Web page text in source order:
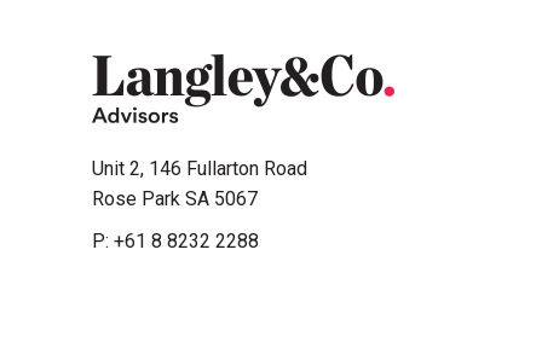
Unit 2, 146 Fullarton Road
Rose Park SA 5067
P: +61 8 8232 2288